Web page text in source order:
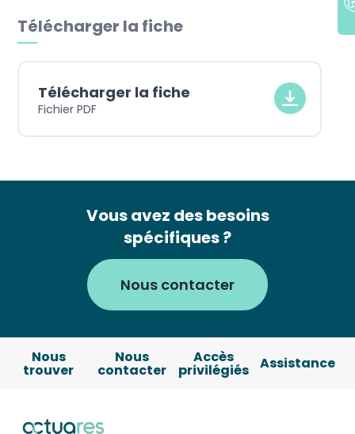
Télécharger la fiche
Télécharger la fiche
Fichier PDF
Vous avez des besoins
spécifiques ?
Nous contacter
Nous
trouver
Nous
contacter
Accès
privilégiés Assistance